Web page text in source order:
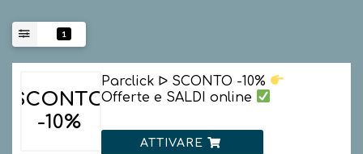
1
SCONTO
-10%
Parclick ᐅ SCONTO -10%
Offerte e SALDI online
ATTIVARE